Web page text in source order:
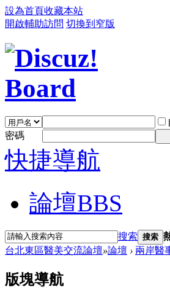
設為首頁收藏本站
開啟輔助訪問 切換到窄版
密碼
快捷導航
論壇BBS
搜索 搜索
台北東區醫美交流論壇»論壇 › 兩岸醫
版塊導航